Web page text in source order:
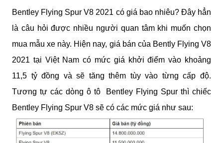
Bentley Flying Spur V8 2021 có giá bao nhiêu? Đây hẳn
là câu hỏi được nhiều người quan tâm khi muốn chọn
mua mẫu xe này. Hiện nay, giá bán của Bently Flying V8
2021 tại Việt Nam có mức giá khởi điểm vào khoảng
11,5 tỷ đồng và sẽ tăng thêm tùy vào từng cấp độ.
Tương tự các dòng ô tô  Bentley Flying Spur thì chiếc
Bentley Flying Spur V8 sẽ có các mức giá như sau: